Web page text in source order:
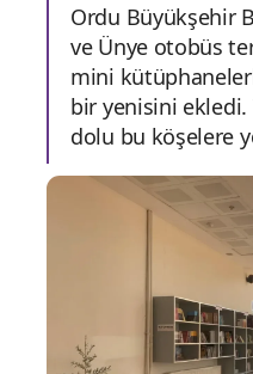
Ordu Büyükşehir
ve Ünye otobüs
mini
bir yenisini ekledi.
dolu bu köşelere